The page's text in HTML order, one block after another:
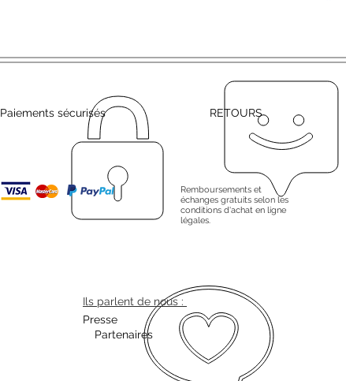
Paiements sécurisés RETOURS
Remboursements et
échanges gratuits selon les
conditions d'achat en ligne
légales.
Ils parlent de nous :
Partenaires
Presse